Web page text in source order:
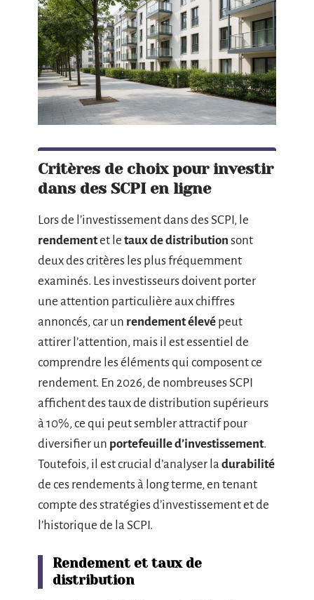
Critères de choix pour investir
dans des SCPI en ligne
Lors de l’investissement dans des SCPI, le
rendementet le taux de distribution sont
deux des critères les plus fréquemment
examinés. Les investisseurs doivent porter
une attention particulière aux chiffres
annoncés, car un rendement élevé peut
attirer l’attention, mais il est essentiel de
comprendre les éléments qui composent ce
rendement. En 2026, de nombreuses SCPI
affichent des taux de distribution supérieurs
à 10%, ce qui peut sembler attractif pour
diversifier un portefeuille d’investissement.
Toutefois, il est crucial d’analyser la durabilité
de ces rendements à long terme, en tenant
compte des stratégies d’investissement et de
l’historique de la SCPI.
Rendement et taux de
distribution